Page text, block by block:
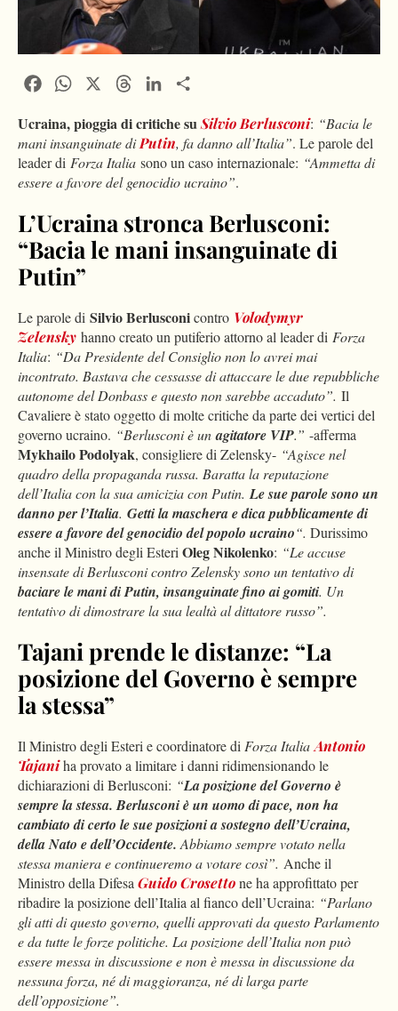
FacebookWhatsApp ThreadsLinkedIn
Ucraina, pioggia di critiche suSilvio Berlusconi: “Bacia le
mani insanguinate diPutin, fa danno all’Italia”. Le parole del
leader di Forza Italia sono un caso internazionale: “Ammetta di
essere a favore del genocidio ucraino”.
L’Ucraina stronca Berlusconi:
“Bacia le mani insanguinate di
Putin”
Le parole di Silvio Berlusconicontro Volodymyr
Zelensky hanno creato un putiferio attorno al leader di Forza
Italia: “Da Presidente del Consiglio non lo avrei mai
incontrato. Bastava che cessasse di attaccare le due repubbliche
autonome del Donbass e questo non sarebbe accaduto”. Il
Cavaliere è stato oggetto di molte critiche da parte dei vertici del
governo ucraino. “Berlusconi è unagitatore VIP.” -afferma
Mykhailo Podolyak, consigliere di Zelensky- “Agisce nel
quadro della propaganda russa. Baratta la reputazione
dell’Italia con la sua amicizia con Putin.Le sue parole sono un
danno per l’Italia. Getti la maschera e dica pubblicamente di
essere a favore del genocidio del popolo ucraino“. Durissimo
anche il Ministro degli EsteriOleg Nikolenko: “Le accuse
insensate di Berlusconi contro Zelensky sono un tentativo di
baciare le mani di Putin, insanguinate fino ai gomiti. Un
tentativo di dimostrare la sua lealtà al dittatore russo”.
Tajani prende le distanze: “La
posizione del Governo è sempre
la stessa”
Il Ministro degli Esteri e coordinatore diForza ItaliaAntonio
Tajaniha provato a limitare i danni ridimensionando le
dichiarazioni di Berlusconi: “La posizione del Governo è
sempre lastessa. Berlusconi è un uomo di pace, non ha
cambiato di certo le sue posizioni a sostegno dell’Ucraina,
della Nato e dell’Occidente.Abbiamo sempre votato nella
stessa maniera e continueremo a votare così”. Anche il
Ministro della DifesaGuido Crosettone ha approfittato per
ribadire la posizione dell’Italia al fianco dell’Ucraina: “Parlano
gli atti di questo governo, quelli approvati da questo Parlamento
e da tutte le forze politiche. La posizione dell’Italia non può
essere messa in discussione e non è messa in discussione da
nessuna forza, né di maggioranza, né di larga parte
dell’opposizione”.